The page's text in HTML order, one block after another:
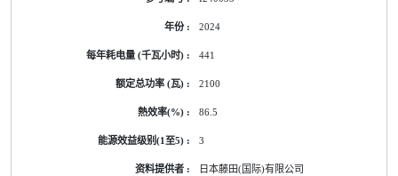
2024
441
2100
86.5
3
日本藤田(国际)有限公司